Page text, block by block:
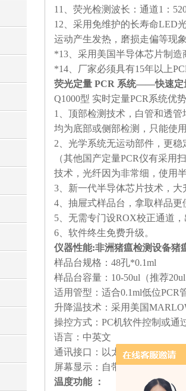
11、荧光检测波长：通道1：
12、采用免维护的长寿命LED
运动产生发热，磨损走偏等现象
*13、采用美国半导体芯片制造
*14、厂家必须具有15年以上
荧光定量 PCR 系统——快速定
Q1000型 实时定量PCR系统优势
1、顶部检测技术，白管和透
均为底部或侧部检测，只能使
2、光学系统无运动部件，更稳
（其他国产定量PCR仪有采
技术，光纤因为非常细，使用
3、新一代半导体芯片技术，
4、抽屉式样品台，拿取样品更
5、无需专门设ROX校正通道
6、软件终生免费升级。
仪器性能:非洲猪瘟检测设备猪
样品台规格：48孔*0.1ml
样品台容量：10-50ul（推荐20ul
适用管型：适合0.1ml低位PCR
升降温技术：采用美国
操控方式：PC机软件控制或通
语言：中英文
通讯接口：以太网和USB2.0接
屏幕显示：自带7”全真彩TFT
温度功能 ：